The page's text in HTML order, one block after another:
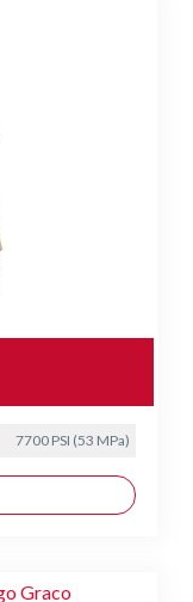
7700 PSI (53 MPa)